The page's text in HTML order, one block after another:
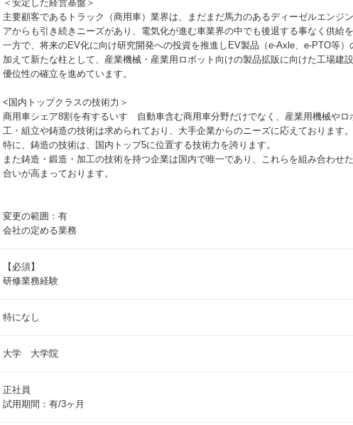
＜安定した経営基盤＞
主要顧客であるトラック（商用車）業界は、まだまだ馬力のあるディーゼルエンジ
アからも引き続きニーズがあり、電気化が進む車業界の中でも後退する事なく供給を
一方で、将来のEV化に向け研究開発への投資を推進しEV製品（e-Axle、e-PTO等）
加えて新たな柱として、産業機械・産業用ロボット向けの製品拡販に向けた工場建
優位性の確立を進めています。
<国内トップクラスの技術力＞
商用車シェア8割を有するいすゞ自動車含む商用車分野だけでなく、産業用機械や
工・組立や鋳造の技術は求められており、大手企業からのニーズに応えております。
特に、鋳造の技術は、国内トップ5に位置する技術力を誇ります。
また鋳造・鍛造・加工の技術を持つ企業は国内で唯一であり、これらを組み合わせ
合いが高まっております。
変更の範囲：有
会社の定める業務
【必須】
研修業務経験
特になし
大学 大学院
正社員
試用期間：有/3ヶ月